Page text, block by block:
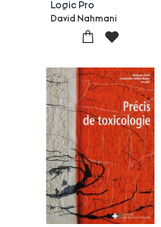
Logic Pro
David Nahmani